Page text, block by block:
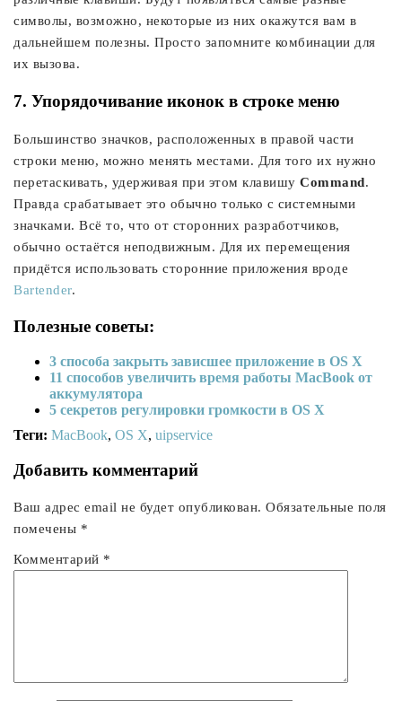
символы, возможно, некоторые из них окажутся вам в
дальнейшем полезны. Просто запомните комбинации для
их вызова.
7. Упорядочивание иконок в строке меню
Большинство значков, расположенных в правой части
строки меню, можно менять местами. Для того их нужно
перетаскивать, удерживая при этом клавишу Command.
Правда срабатывает это обычно только с системными
значками. Всё то, что от сторонних разработчиков,
обычно остаётся неподвижным. Для их перемещения
придётся использовать сторонние приложения вроде
Bartender.
Полезные советы:
3 способа закрыть зависшее приложение в OS X
11 способов увеличить время работы MacBook от
аккумулятора
5 секретов регулировки громкости в OS X
Теги: MacBook, OS X, uipservice
Добавить комментарий
Ваш адрес email не будет опубликован. Обязательные поля
помечены *
Комментарий *